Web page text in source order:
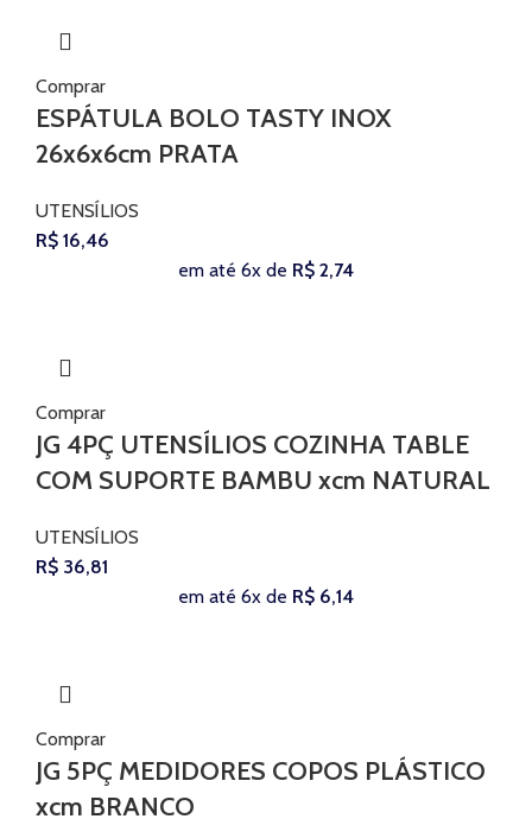
Comprar
ESPÁTULA BOLO TASTY INOX
26x6x6cm PRATA
UTENSÍLIOS
R$ 16,46
em até 6x de R$ 2,74
Comprar
JG 4PÇ UTENSÍLIOS COZINHA TABLE
COM SUPORTE BAMBU xcm NATURAL
UTENSÍLIOS
R$ 36,81
em até 6x de R$ 6,14
Comprar
JG 5PÇ MEDIDORES COPOS PLÁSTICO
xcm BRANCO